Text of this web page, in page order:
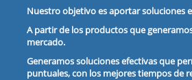
Nuestro objetivo es aportar soluciones
A partir de los productos que
mercado.
Generamos soluciones efectivas que
puntuales, con los mejores tiempos de